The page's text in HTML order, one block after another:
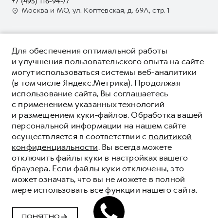
Для малого бизнеса
Система управления автопарком GWM Fleet
Сервис для корпоративных клиентов
HAVAL Лизинг
Автомобильные аксессуары
Коллекция PRO
Коллекция Базовая
Коллекция Детская
GWM Безопасность
Мобильное приложение GWM
Программа «HAVAL Защита+»
Руководства по эксплуатации
Подписки
Автомобильные аксессуары
Коллекция PRO
Коллекция Базовая
Коллекция Детская
Контакты
Москва и МО, ул. Коптевская, д. 69А, стр. 1
ЦЕНЫ И ВЫГОДЫ
ЮРИДИЧЕСКАЯ ИНФОРМАЦИЯ
Вся представленная на сайте информация, касающаяся
автомобилей и сервисного обслуживания, носит
информационный характер и не является публичной офертой.
Все цены, указанные на данном сайте, носят информационный
характер и являются максимально рекомендуемыми
розничными ценами по расчетам дистрибьютора (ООО «Грейт
Волл Мотор Рус»). Для получения подробной информации
просьба обращаться к ближайшему официальному дилеру ООО
«Грейт Волл Мотор Рус» либо по телефону Горячей линии 8 (800)
511-59-86, либо на сайте. Опубликованная на данном сайте
информация может быть изменена в любое время без
предварительного уведомления.
****На некоторых автомобилях HAVAL может отсутствовать
система / устройство вызова экстренных оперативных служб
(блок ЭРА-ГЛОНАСС).
Показать все
© 2026 ООО «Грейт Волл Мотор Рус»
© 2026 ООО «Фаворит Моторс Северо-запад»
Политика конфиденциальности
Юридическая информация
Сделано в ПЕРКС
Для обеспечения оптимальной работы
и улучшения пользовательского опыта на сайте
могут использоваться системы веб-аналитики
(в том числе Яндекс.Метрика). Продолжая
использование сайта, Вы соглашаетесь
с применением указанных технологий
и размещением куки-файлов. Обработка вашей
персональной информации на нашем сайте
осуществляется в соответствии с политикой
конфиденциальности. Вы всегда можете
отключить файлы куки в настройках вашего
браузера. Если файлы куки отключены, это
может означать, что вы не можете в полной
мере использовать все функции нашего сайта.
ПОНЯТНО